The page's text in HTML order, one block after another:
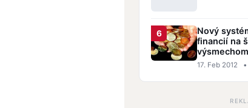
Nový
financií na
výsmechom
17. Feb 2012 •